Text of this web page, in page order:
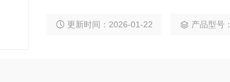
更新时间：2026-01-22 产品型号：